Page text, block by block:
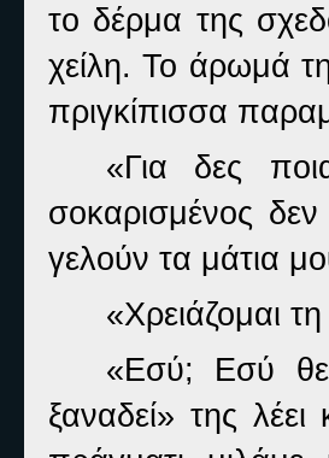
το δέρμα της
χείλη. Το άρωμά
πριγκίπισσα
«Για δες
σοκαρισμένος
γελούν τα μάτια
«Χρειάζομαι
«Εσύ; Εσύ
ξαναδεί» της